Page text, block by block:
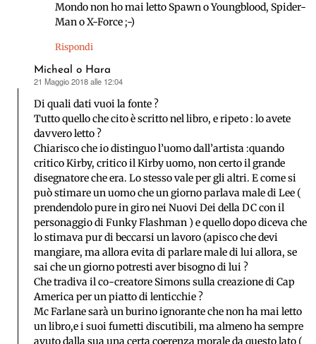
Mondo non ho mai letto Spawn o Youngblood, Spider-
Man o X-Force ;-)
Rispondi
Micheal o Hara
ha
detto:
21 Maggio 2018 alle 12:04
Di quali dati vuoi la fonte ?
Tutto quello che cito è scritto nel libro, e ripeto : lo avete
davvero letto ?
Chiarisco che io distinguo l’uomo dall’artista :quando
critico Kirby, critico il Kirby uomo, non certo il grande
disegnatore che era. Lo stesso vale per gli altri. E come si
può stimare un uomo che un giorno parlava male di Lee (
prendendolo pure in giro nei Nuovi Dei della DC con il
personaggio di Funky Flashman ) e quello dopo diceva che
lo stimava pur di beccarsi un lavoro (apisco che devi
mangiare, ma allora evita di parlare male di lui allora, se
sai che un giorno potresti aver bisogno di lui ?
Che tradiva il co-creatore Simons sulla creazione di Cap
America per un piatto di lenticchie ?
Mc Farlane sarà un burino ignorante che non ha mai letto
un libro,e i suoi fumetti discutibili, ma almeno ha sempre
avuto dalla sua una certa coerenza morale da questo lato (